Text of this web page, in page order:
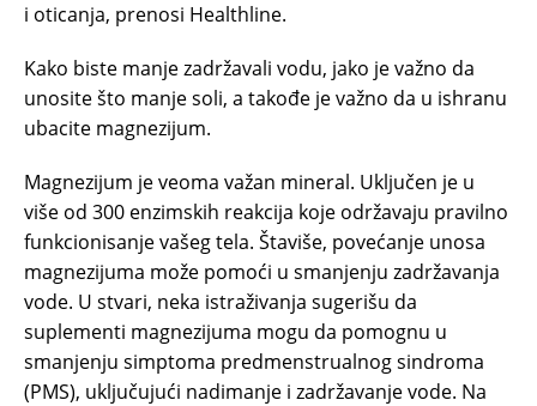
i oticanja, prenosi Healthline.
Kako biste manje zadržavali vodu, jako je važno da
unosite što manje soli, a takođe je važno da u ishranu
ubacite magnezijum.
Magnezijum je veoma važan mineral. Uključen je u
više od 300 enzimskih reakcija koje održavaju pravilno
funkcionisanje vašeg tela. Štaviše, povećanje unosa
magnezijuma može pomoći u smanjenju zadržavanja
vode. U stvari, neka istraživanja sugerišu da
suplementi magnezijuma mogu da pomognu u
smanjenju simptoma predmenstrualnog sindroma
(PMS), uključujući nadimanje i zadržavanje vode. Na